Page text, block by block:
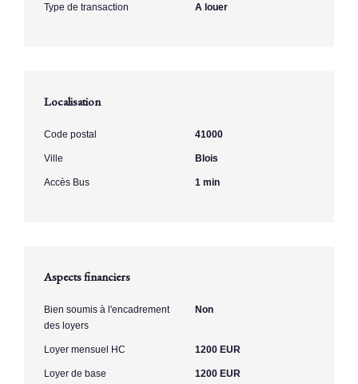
Type de transaction A louer
Localisation
Code postal 41000
Ville Blois
Accès Bus 1 min
Aspects financiers
Bien soumis à l'encadrement
des loyers
Non
Loyer mensuel HC 1200 EUR
Loyer de base 1200 EUR